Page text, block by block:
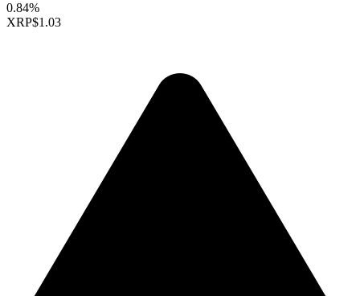
0.84%
XRP$1.03